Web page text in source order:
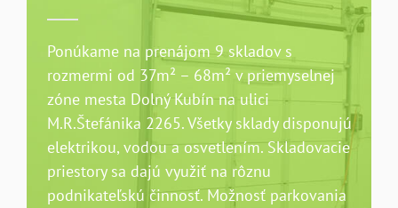
Ponúkame na prenájom 9 skladov s
rozmermi od 37m² – 68m² v priemyselnej
zóne mesta Dolný Kubín na ulici
M.R.Štefánika 2265. Všetky sklady disponujú
elektrikou, vodou a osvetlením. Skladovacie
priestory sa dajú využiť na rôznu
podnikateľskú činnosť. Možnosť parkovania